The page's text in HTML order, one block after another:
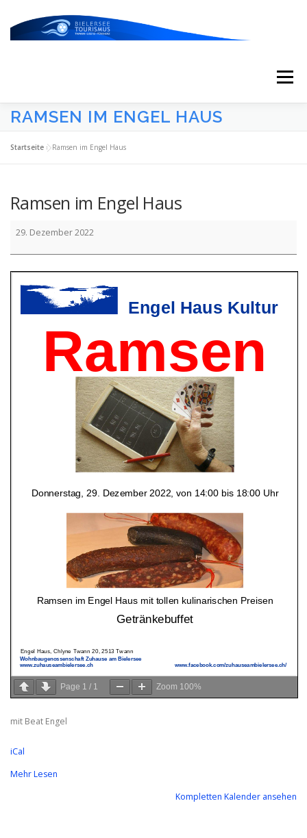
Menü
ESSEN/TRINKEN/SCHLAFEN
ÜBER UNS
RAMSEN IM ENGEL HAUS
Startseite »Ramsen im Engel Haus
Ramsen im Engel Haus
Engel
29. Dezember 2022
Page 1 / 1 Zoom 100%
mit Beat Engel
iCal
Mehr Lesen
Kompletten Kalender ansehen